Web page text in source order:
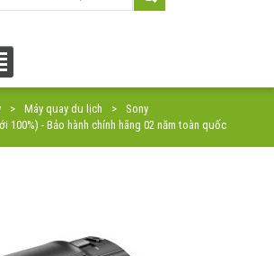
Máy quay du lịch
Sony
100%) - Bảo hành chính hãng 02 năm toàn quốc